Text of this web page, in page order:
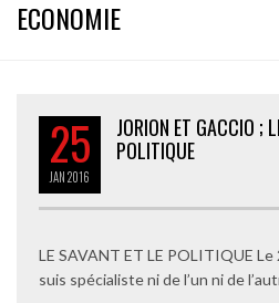
ECONOMIE
25
JAN2016
JORION ET GACCIO ;
POLITIQUE
LE SAVANT ET LE POLITIQUE
suis spécialiste ni de l’un ni de